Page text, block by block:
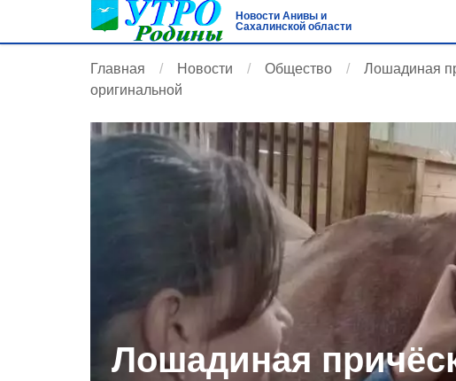
Новости Анивы и
Сахалинской области
Главная Новости Общество
Лошадиная
оригинальной
Лошадиная